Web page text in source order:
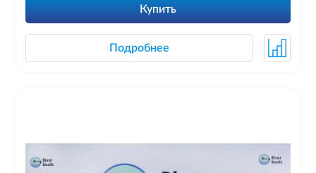
Купить
Подробнее